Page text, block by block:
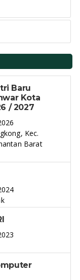
Baru
Kota
/ 2027
Kec.
Barat